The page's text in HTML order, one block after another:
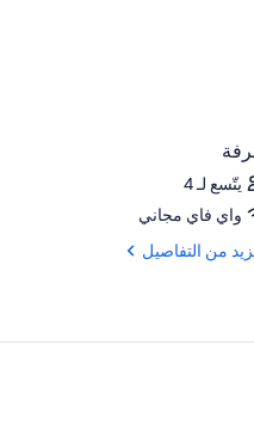
يتّسع لـ 4
واي فاي مجاني
من التفاصيل
وألحفة محشوة بالريش وميني بار